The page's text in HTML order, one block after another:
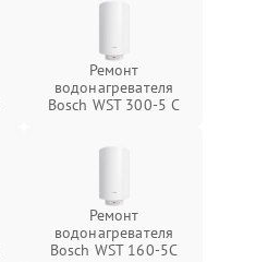
Ремонт
водонагревателя
Bosch WST 300-5 C
Ремонт
водонагревателя
Bosch WST 160-5C